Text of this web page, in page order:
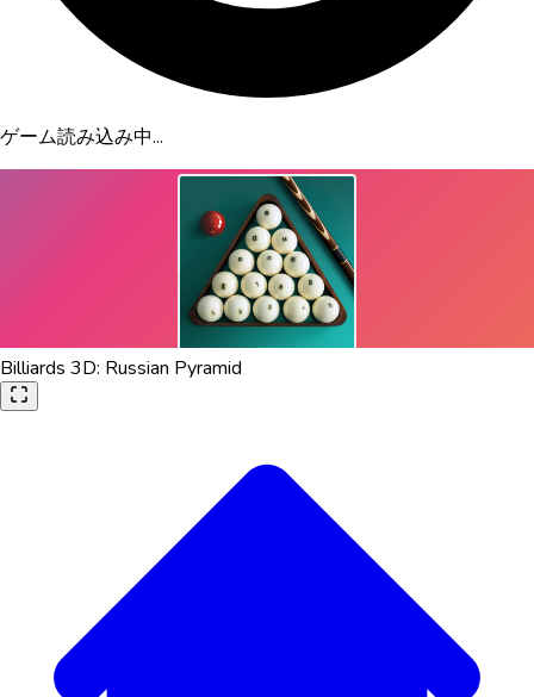
ゲーム読み込み中...
Billiards 3D: Russian Pyramid